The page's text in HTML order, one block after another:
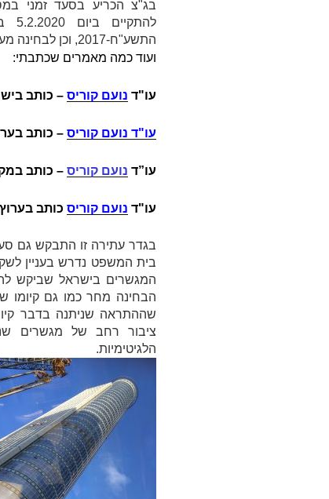
בג"צ הכריע בסעד זמני
התשע"ח-2017, וכן לבחינה מעשית בהמשך.
ועוד כמה מאמרים שכתבתי:
עו"ד נועם קוריס – כותב
עו"ד נועם קוריס – כותב בערוץ
עו”ד נועם קוריס – כותב
עו"ד נועם קוריס כותב בערוץ 20
בגדר עתירה זו התבקש גם
בית המשפט נדרש בעניין
המגשרים בישראל שביקש
הבחינה מחר כמו גם קיומו
שההתראה שניתנה בדבר
ציבור רחב של מגשרים
הלגיטימיות.